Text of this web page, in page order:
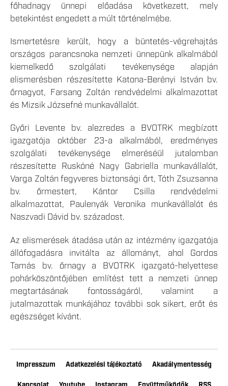
főhadnagy ünnepi előadása következett, mely
betekintést engedett a múlt történelmébe.
Ismertetésre került, hogy a büntetés-végrehajtás
országos parancsnoka nemzeti ünnepünk alkalmából
kiemelkedő szolgálati tevékenysége alapján
elismerésben részesítette Katona-Berényi István bv.
őrnagyot, Farsang Zoltán rendvédelmi alkalmazottat
és Mizsik Józsefné munkavállalót.
Győri Levente bv. alezredes a BVOTRK megbízott
igazgatója október 23-a alkalmából, eredményes
szolgálati tevékenysége elmeréséül jutalomban
részesítette Ruskóné Nagy Gabriella munkavállalót,
Varga Zoltán fegyveres biztonsági őrt, Tóth Zsuzsanna
bv. őrmestert, Kántor Csilla rendvédelmi
alkalmazottat, Paulenyák Veronika munkavállalót és
Naszvadi Dávid bv. századost.
Az elismerések átadása után az intézmény igazgatója
állófogadásra invitálta az állományt, ahol Gordos
Tamás bv. őrnagy a BVOTRK igazgató-helyettese
pohárköszöntőjében említést tett a nemzeti ünnep
megtartásának fontosságáról, valamint a
jutalmazottak munkájához további sok sikert, erőt és
egészséget kívánt.
Impresszum Adatkezelési tájékoztató Akadálymentesség